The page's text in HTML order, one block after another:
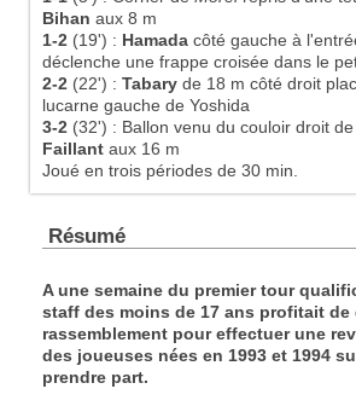
Bihan aux 8 m
1-2 (19') : Hamada côté gauche à
déclenche une frappe croisée dans le
2-2 (22') : Tabary de 18 m côté droit
lucarne gauche de Yoshida
3-2 (32') : Ballon venu du couloir droit de
Faillant aux 16 m
Joué en trois périodes de 30 min.
Résumé
A une semaine du premier tour
staff des moins de 17 ans profitait de
rassemblement pour effectuer une
des joueuses nées en 1993 et 1994
prendre part.